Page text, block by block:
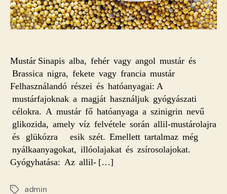
Mustár Sinapis alba, fehér vagy angol mustár és
Brassica nigra, fekete vagy francia mustár
Felhasználandó részei és hatóanyagai: A
mustárfajoknak a magját használjuk gyógyászati
célokra. A mustár fő hatóanyaga a szinigrin nevű
glikozida, amely víz felvétele során allil-mustárolajra
és glükózra esik szét. Emellett tartalmaz még
nyálkaanyagokat, illóolajakat és zsírosolajokat.
Gyógyhatása: Az allil- […]
Címkékadmin